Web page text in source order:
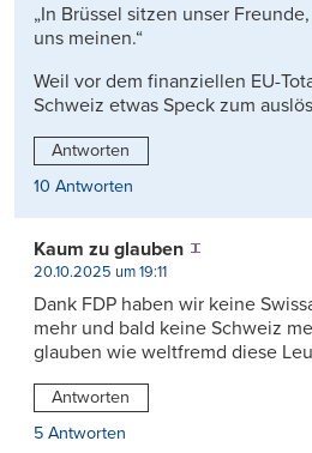
„In Brüssel sitzen unser
uns meinen.“
Weil vor dem finanziellen EU-
Schweiz etwas Speck zum
Antworten
10 Antworten
Kaum zu glauben
20.10.2025 um 19:11
Dank FDP haben wir keine
mehr und bald keine Schweiz
glauben wie weltfremd diese
Antworten
5 Antworten